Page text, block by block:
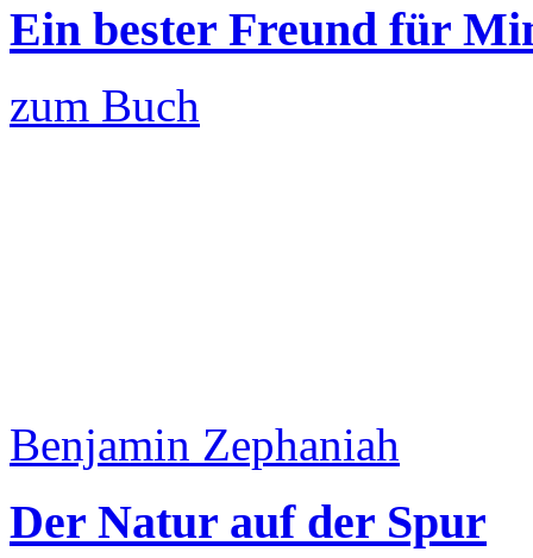
Ein bester Freund für
zum Buch
Benjamin Zephaniah
Der Natur auf der Spur